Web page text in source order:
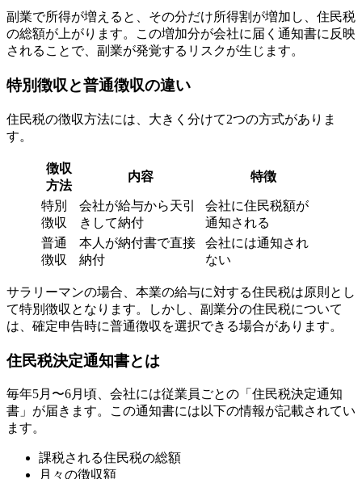
副業で所得が増えると、その分だけ所得割が増加し、住民税
の総額が上がります。この増加分が会社に届く通知書に反映
されることで、副業が発覚するリスクが生じます。
特別徴収と普通徴収の違い
住民税の徴収方法には、大きく分けて2つの方式がありま
す。
徴収
方法
内容 特徴
特別
徴収
会社が給与から天引
きして納付
会社に住民税額が
通知される
普通
徴収
本人が納付書で直接
納付
会社には通知され
ない
サラリーマンの場合、本業の給与に対する住民税は原則とし
て特別徴収となります。しかし、副業分の住民税について
は、確定申告時に普通徴収を選択できる場合があります。
住民税決定通知書とは
毎年5月〜6月頃、会社には従業員ごとの「住民税決定通知
書」が届きます。この通知書には以下の情報が記載されてい
ます。
課税される住民税の総額
月々の徴収額